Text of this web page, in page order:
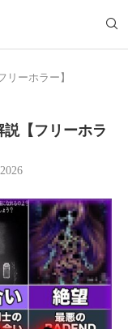
リーホラー】
説【フリーホラ